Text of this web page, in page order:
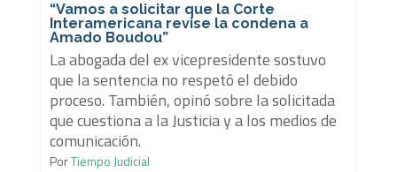
“Vamos a solicitar que la Corte
Interamericana revise la condena a
Amado Boudou”
La abogada del ex vicepresidente sostuvo
que la sentencia no respetó el debido
proceso. También, opinó sobre la solicitada
que cuestiona a la Justicia y a los medios de
comunicación.
PorTiempo Judicial